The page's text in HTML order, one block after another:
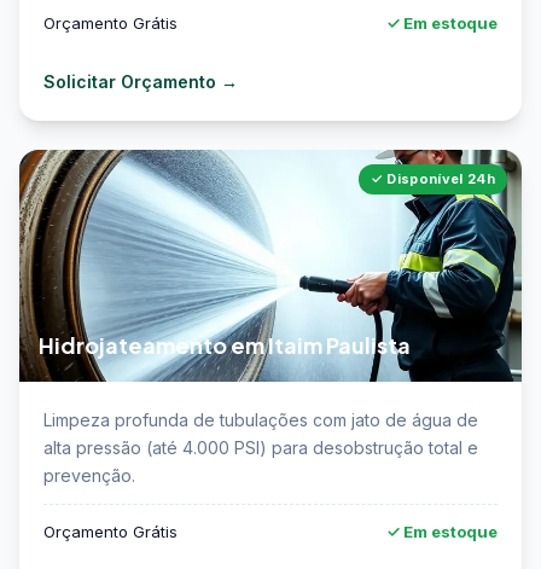
Orçamento Grátis ✓ Em estoque
Solicitar Orçamento →
Hidrojateamento em Itaim Paulista
em Itaim Paulista →
✓ Disponível 24h
Limpeza profunda de tubulações com jato de água de
alta pressão (até 4.000 PSI) para desobstrução total e
prevenção.
Orçamento Grátis ✓ Em estoque